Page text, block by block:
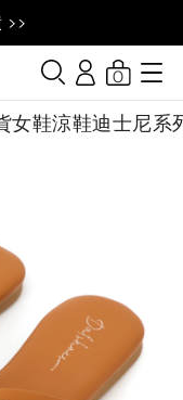
>>
女鞋涼鞋迪士尼系
0